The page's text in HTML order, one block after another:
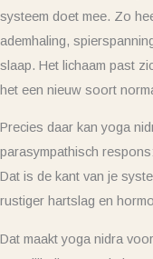
systeem doet mee. Zo
ademhaling,
slaap. Het lichaam past
het een nieuw soort
Precies daar kan yoga
parasympathisch
Dat is de kant van je
rustiger hartslag en
Dat maakt yoga nidra